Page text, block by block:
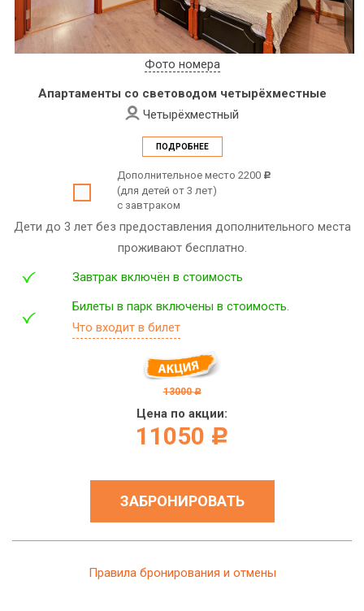
Фото номера
Апартаменты со световодом четырёхместные
Четырёхместный
ПОДРОБНЕЕ
Дополнительное место 2200 c
(для детей от 3 лет)
с завтраком
Дети до 3 лет без предоставления дополнительного места
проживают бесплатно.
Завтрак включён в стоимость
Билеты в парк включены в стоимость.
Что входит в билет
13000 c
Цена по акции:
11050 c
ЗАБРОНИРОВАТЬ
Правила бронирования и отмены